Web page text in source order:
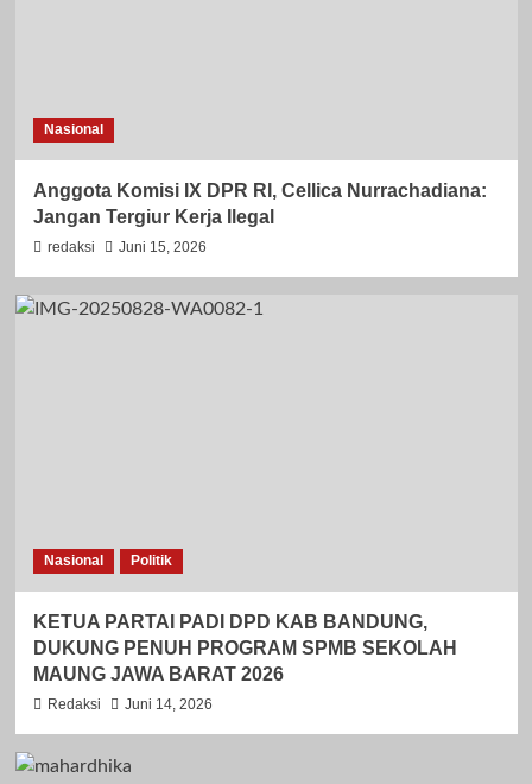
Nasional
Anggota Komisi IX DPR RI, Cellica Nurrachadiana:
Jangan Tergiur Kerja Ilegal
redaksi Juni 15, 2026
Nasional Politik
KETUA PARTAI PADI DPD KAB BANDUNG,
DUKUNG PENUH PROGRAM SPMB SEKOLAH
MAUNG JAWA BARAT 2026
Redaksi Juni 14, 2026